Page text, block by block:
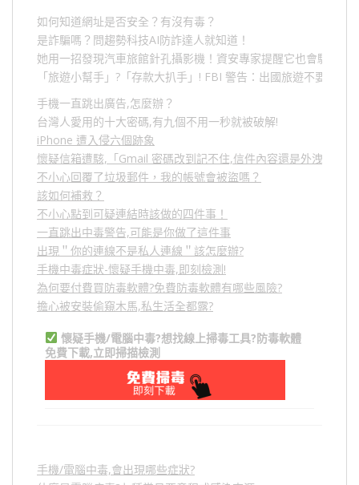
如何知道網址是否安全？有沒有毒？
是詐騙嗎？問趨勢科技AI防詐達人就知道！
她用一招發現汽車旅館針孔攝影機！資安專家提醒它也會駭人成
「旅遊小幫手」 ? 「存款大扒手」 ! FBI 警告：出國旅遊不要做的
手機一直跳出廣告,怎麼辦？
台灣人愛用的十大密碼,有九個不用一秒就被破解!
iPhone 遭入侵六個跡象
懷疑信箱遭駭,「Gmail 密碼改到記不住,信件內容還是外洩？」,
不小心回覆了垃圾郵件，我的帳號會被盜嗎？
該如何補救？
不小心點到可疑連結時該做的四件事！
一直跳出中毒警告,可能是你做了這件事
出現＂你的連線不是私人連線＂該怎麼辦?
手機中毒症狀-懷疑手機中毒,即刻檢測!
為何要付費買防毒軟體?免費防毒軟體有哪些風險?
擔心被安裝偷窺木馬,私生活全都露?
懷疑手機/電腦中毒?想找線上掃毒工具?防毒軟體
免費下載,立即掃描檢測
手機/電腦中毒,會出現哪些症狀?